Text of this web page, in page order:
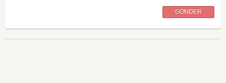
GÖNDER